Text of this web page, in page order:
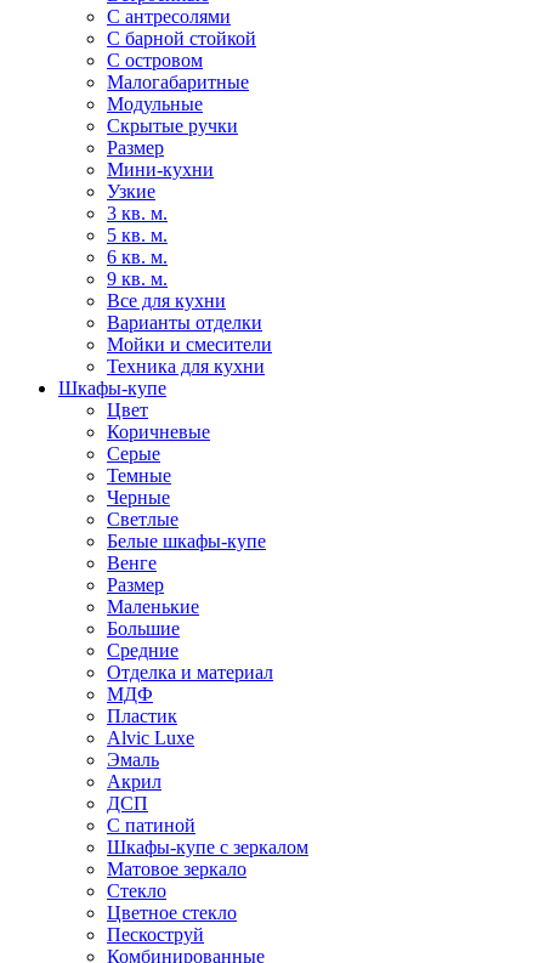
С антресолями
С барной стойкой
С островом
Малогабаритные
Модульные
Скрытые ручки
Размер
Мини-кухни
Узкие
3 кв. м.
5 кв. м.
6 кв. м.
9 кв. м.
Все для кухни
Варианты отделки
Мойки и смесители
Техника для кухни
Шкафы-купе
Цвет
Коричневые
Серые
Темные
Черные
Светлые
Белые шкафы-купе
Венге
Размер
Маленькие
Большие
Средние
Отделка и материал
МДФ
Пластик
Alvic Luxe
Эмаль
Акрил
ДСП
С патиной
Шкафы-купе с зеркалом
Матовое зеркало
Стекло
Цветное стекло
Пескоструй
Комбинированные